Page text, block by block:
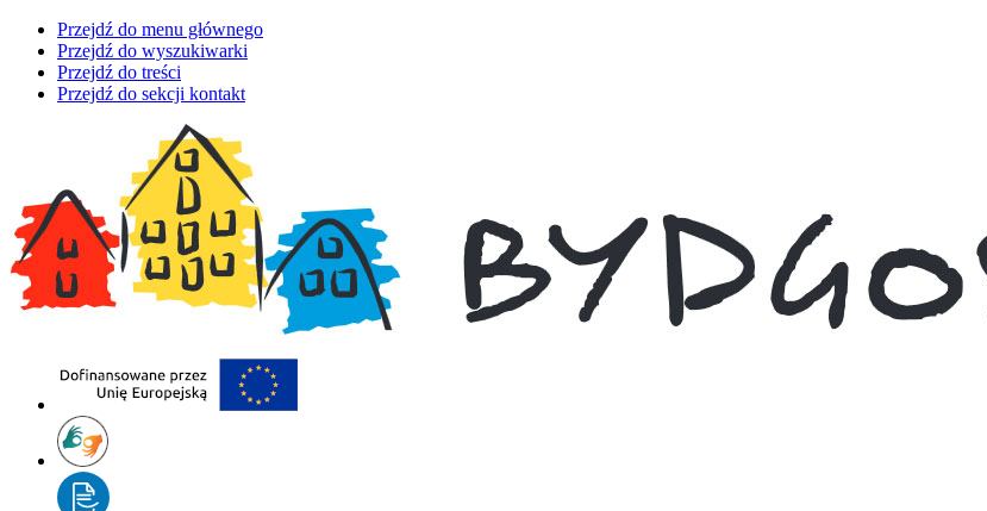
Przejdź do menu głównego
Przejdź do wyszukiwarki
Przejdź do treści
Przejdź do sekcji kontakt